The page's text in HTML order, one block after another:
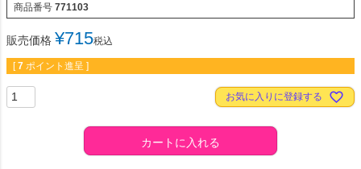
商品番号 771103
販売価格 ¥715税込
[ 7 ポイント進呈 ]
お気に入りに登録する
カートに入れる